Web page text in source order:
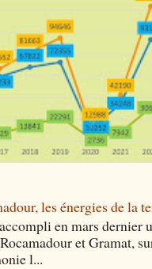
les énergies de la
en mars dernier
et Gramat,
l...